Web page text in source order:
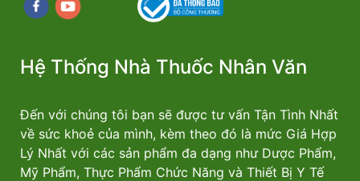
Facebookyoutube
Hệ Thống Nhà Thuốc Nhân Văn
Đến với chúng tôi bạn sẽ được tư vấn Tận Tình Nhất
về sức khoẻ của mình, kèm theo đó là mức Giá Hợp
Lý Nhất với các sản phẩm đa dạng như Dược Phẩm,
Mỹ Phẩm, Thực Phẩm Chức Năng và Thiết Bị Y Tế